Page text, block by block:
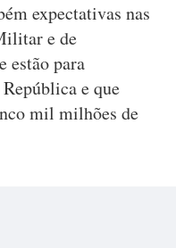
expectativas nas
e de
estão para
e que
mil milhões de